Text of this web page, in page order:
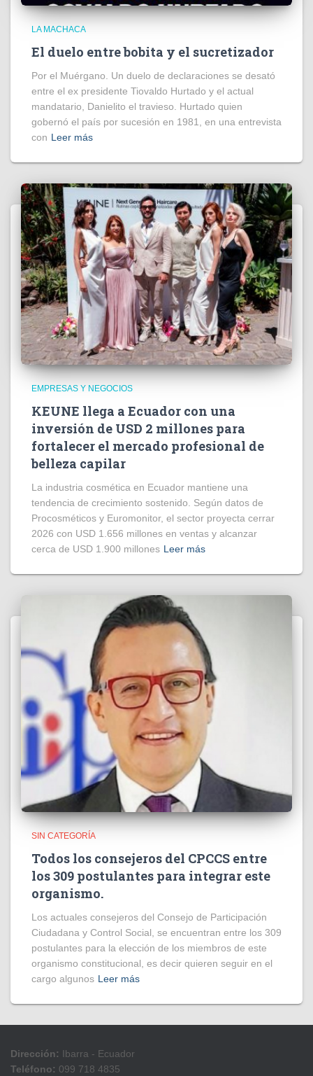
LA MACHACA
El duelo entre bobita y el sucretizador
Por el Muérgano. Un duelo de declaraciones se desató
entre el ex presidente Tiovaldo Hurtado y el actual
mandatario, Danielito el travieso. Hurtado quien
gobernó el país por sucesión en 1981, en una entrevista
con Leer más
EMPRESAS Y NEGOCIOS
KEUNE llega a Ecuador con una
inversión de USD 2 millones para
fortalecer el mercado profesional de
belleza capilar
La industria cosmética en Ecuador mantiene una
tendencia de crecimiento sostenido. Según datos de
Procosméticos y Euromonitor, el sector proyecta cerrar
2026 con USD 1.656 millones en ventas y alcanzar
cerca de USD 1.900 millones Leer más
SIN CATEGORÍA
Todos los consejeros del CPCCS entre
los 309 postulantes para integrar este
organismo.
Los actuales consejeros del Consejo de Participación
Ciudadana y Control Social, se encuentran entre los 309
postulantes para la elección de los miembros de este
organismo constitucional, es decir quieren seguir en el
cargo algunos Leer más
Dirección: Ibarra - Ecuador
Teléfono: 099 718 4835